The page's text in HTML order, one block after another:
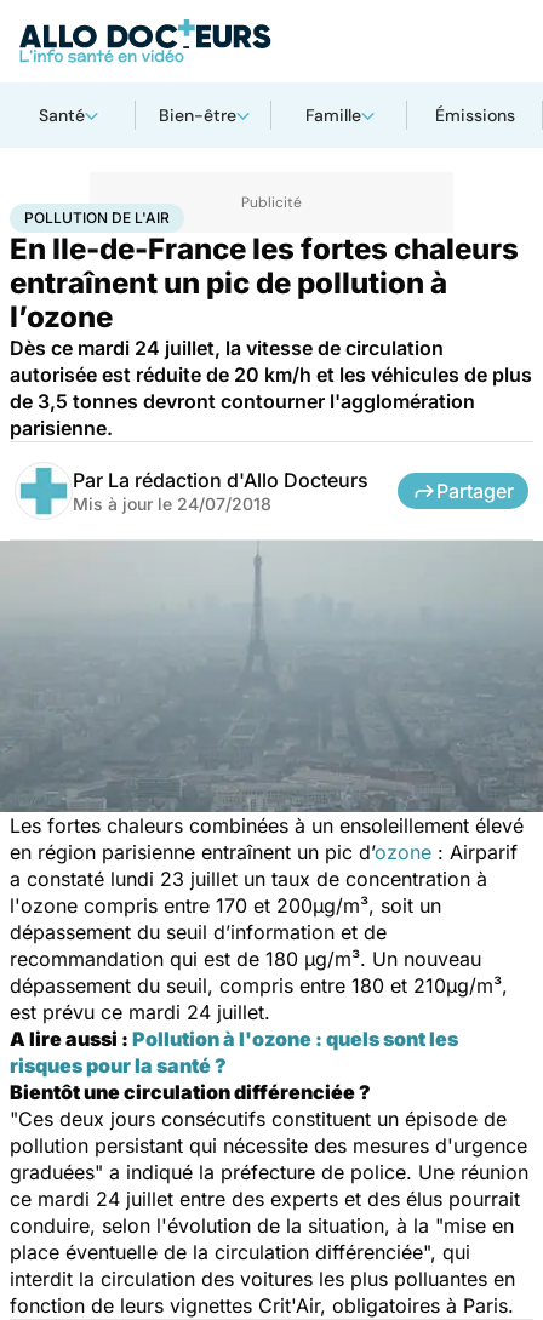
Santé Bien-être Famille Émissions
AccueilSanté Pollution de l'air
POLLUTION DE L'AIR
En Ile-de-France les fortes chaleurs
entraînent un pic de pollution à
l’ozone
Dès ce mardi 24 juillet, la vitesse de circulation
autorisée est réduite de 20 km/h et les véhicules de plus
de 3,5 tonnes devront contourner l'agglomération
parisienne.
Par La rédaction d'Allo Docteurs
Mis à jour le 24/07/2018
Partager
Les fortes chaleurs combinées à un ensoleillement élevé
en région parisienne entraînent un pic d’ozone : Airparif
a constaté lundi 23 juillet un taux de concentration à
l'ozone compris entre 170 et 200μg/m³, soit un
dépassement du seuil d’information et de
recommandation qui est de 180 μg/m³. Un nouveau
dépassement du seuil, compris entre 180 et 210μg/m³,
est prévu ce mardi 24 juillet.
A lire aussi : Pollution à l'ozone : quels sont les
risques pour la santé ?
Bientôt une circulation différenciée ?
"Ces deux jours consécutifs constituent un épisode de
pollution persistant qui nécessite des mesures d'urgence
graduées" a indiqué la préfecture de police. Une réunion
ce mardi 24 juillet entre des experts et des élus pourrait
conduire, selon l'évolution de la situation, à la "mise en
place éventuelle de la circulation différenciée", qui
interdit la circulation des voitures les plus polluantes en
fonction de leurs vignettes Crit'Air, obligatoires à Paris.